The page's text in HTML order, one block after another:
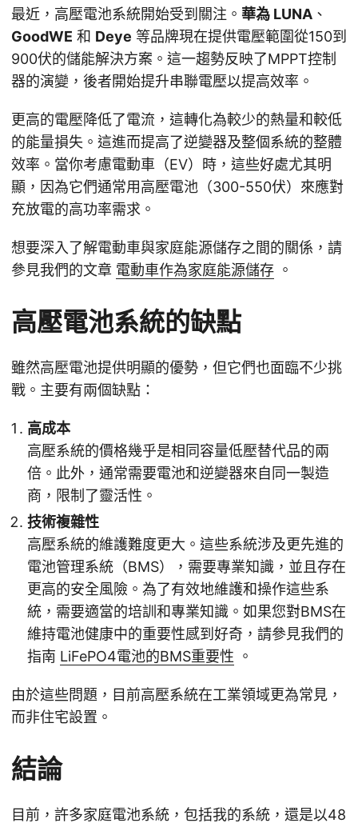
最近，高壓電池系統開始受到關注。 華為 LUNA 、
GoodWE 和 Deye 等品牌現在提供電壓範圍從150到
900伏的儲能解決方案。這一趨勢反映了MPPT控制
器的演變，後者開始提升串聯電壓以提高效率。
更高的電壓降低了電流，這轉化為較少的熱量和較低
的能量損失。這進而提高了逆變器及整個系統的整體
效率。當你考慮電動車（EV）時，這些好處尤其明
顯，因為它們通常用高壓電池（300-550伏）來應對
充放電的高功率需求。
想要深入了解電動車與家庭能源儲存之間的關係，請
參見我們的文章 電動車作為家庭能源儲存 。
高壓電池系統的缺點
雖然高壓電池提供明顯的優勢，但它們也面臨不少挑
戰。主要有兩個缺點：
高成本
高壓系統的價格幾乎是相同容量低壓替代品的兩
倍。此外，通常需要電池和逆變器來自同一製造
商，限制了靈活性。
技術複雜性
高壓系統的維護難度更大。這些系統涉及更先進的
電池管理系統（BMS），需要專業知識，並且存在
更高的安全風險。為了有效地維護和操作這些系
統，需要適當的培訓和專業知識。如果您對BMS在
維持電池健康中的重要性感到好奇，請參見我們的
指南 LiFePO4電池的BMS重要性 。
由於這些問題，目前高壓系統在工業領域更為常見，
而非住宅設置。
結論
目前，許多家庭電池系統，包括我的系統，還是以48